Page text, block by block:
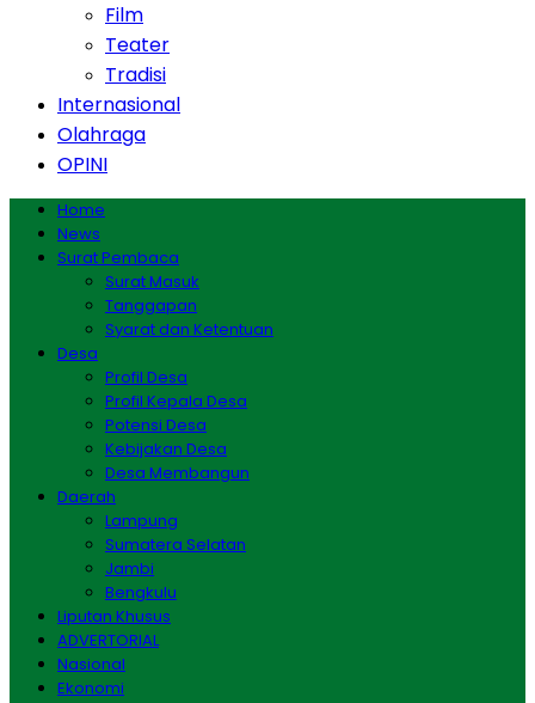
Film
Teater
Tradisi
Internasional
Olahraga
OPINI
Home
News
Surat Pembaca
Surat Masuk
Tanggapan
Syarat dan Ketentuan
Desa
Profil Desa
Profil Kepala Desa
Potensi Desa
Kebijakan Desa
Desa Membangun
Daerah
Lampung
Sumatera Selatan
Jambi
Bengkulu
Liputan Khusus
ADVERTORIAL
Nasional
Ekonomi